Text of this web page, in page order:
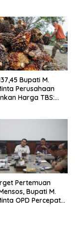
Bupati M.
Perusahaan
Harga TBS:
Pertemuan
Bupati M.
OPD Percepat